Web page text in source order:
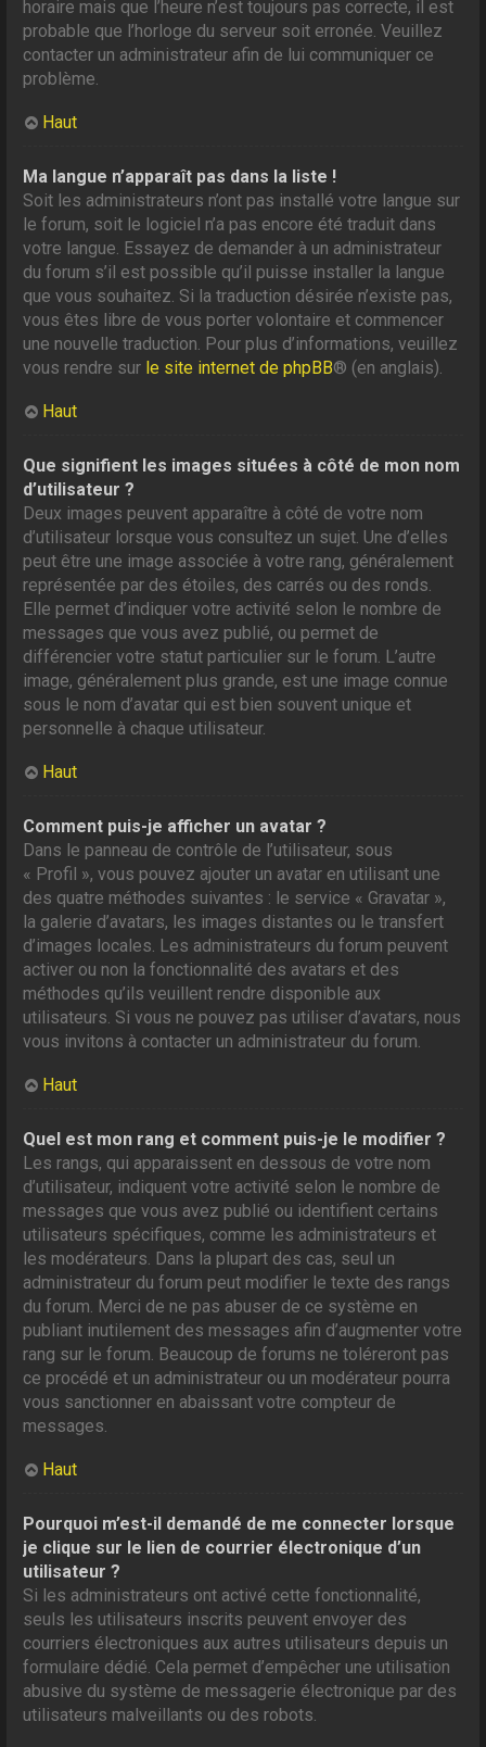
horaire mais que l’heure n’est toujours pas correcte, il est
probable que l’horloge du serveur soit erronée. Veuillez
contacter un administrateur afin de lui communiquer ce
problème.
Haut
Ma langue n’apparaît pas dans la liste !
Soit les administrateurs n’ont pas installé votre langue sur
le forum, soit le logiciel n’a pas encore été traduit dans
votre langue. Essayez de demander à un administrateur
du forum s’il est possible qu’il puisse installer la langue
que vous souhaitez. Si la traduction désirée n’existe pas,
vous êtes libre de vous porter volontaire et commencer
une nouvelle traduction. Pour plus d’informations, veuillez
vous rendre sur le site internet de phpBB® (en anglais).
Haut
Que signifient les images situées à côté de mon nom
d’utilisateur ?
Deux images peuvent apparaître à côté de votre nom
d’utilisateur lorsque vous consultez un sujet. Une d’elles
peut être une image associée à votre rang, généralement
représentée par des étoiles, des carrés ou des ronds.
Elle permet d’indiquer votre activité selon le nombre de
messages que vous avez publié, ou permet de
différencier votre statut particulier sur le forum. L’autre
image, généralement plus grande, est une image connue
sous le nom d’avatar qui est bien souvent unique et
personnelle à chaque utilisateur.
Haut
Comment puis-je afficher un avatar ?
Dans le panneau de contrôle de l’utilisateur, sous
« Profil », vous pouvez ajouter un avatar en utilisant une
des quatre méthodes suivantes : le service « Gravatar »,
la galerie d’avatars, les images distantes ou le transfert
d’images locales. Les administrateurs du forum peuvent
activer ou non la fonctionnalité des avatars et des
méthodes qu’ils veuillent rendre disponible aux
utilisateurs. Si vous ne pouvez pas utiliser d’avatars, nous
vous invitons à contacter un administrateur du forum.
Haut
Quel est mon rang et comment puis-je le modifier ?
Les rangs, qui apparaissent en dessous de votre nom
d’utilisateur, indiquent votre activité selon le nombre de
messages que vous avez publié ou identifient certains
utilisateurs spécifiques, comme les administrateurs et
les modérateurs. Dans la plupart des cas, seul un
administrateur du forum peut modifier le texte des rangs
du forum. Merci de ne pas abuser de ce système en
publiant inutilement des messages afin d’augmenter votre
rang sur le forum. Beaucoup de forums ne toléreront pas
ce procédé et un administrateur ou un modérateur pourra
vous sanctionner en abaissant votre compteur de
messages.
Haut
Pourquoi m’est-il demandé de me connecter lorsque
je clique sur le lien de courrier électronique d’un
utilisateur ?
Si les administrateurs ont activé cette fonctionnalité,
seuls les utilisateurs inscrits peuvent envoyer des
courriers électroniques aux autres utilisateurs depuis un
formulaire dédié. Cela permet d’empêcher une utilisation
abusive du système de messagerie électronique par des
utilisateurs malveillants ou des robots.